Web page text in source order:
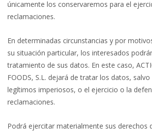
únicamente los conservaremos para el
reclamaciones.
En determinadas circunstancias y por
su situación particular, los interesados
tratamiento de sus datos. En este caso,
FOODS, S.L. dejará de tratar los datos,
legítimos imperiosos, o el ejercicio o la
reclamaciones.
Podrá ejercitar materialmente sus derechos